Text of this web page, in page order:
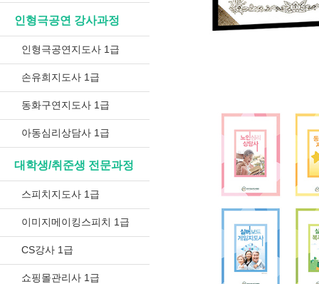
인형극공연 강사과정
인형극공연지도사 1급
손유희지도사 1급
동화구연지도사 1급
아동심리상담사 1급
대학생/취준생 전문과정
스피치지도사 1급
이미지메이킹스피치 1급
CS강사 1급
쇼핑몰관리사 1급